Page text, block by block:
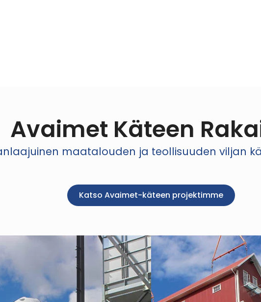
Avaimet Käteen
maatalouden ja teollisuuden viljan
Katso Avaimet-käteen projektimme